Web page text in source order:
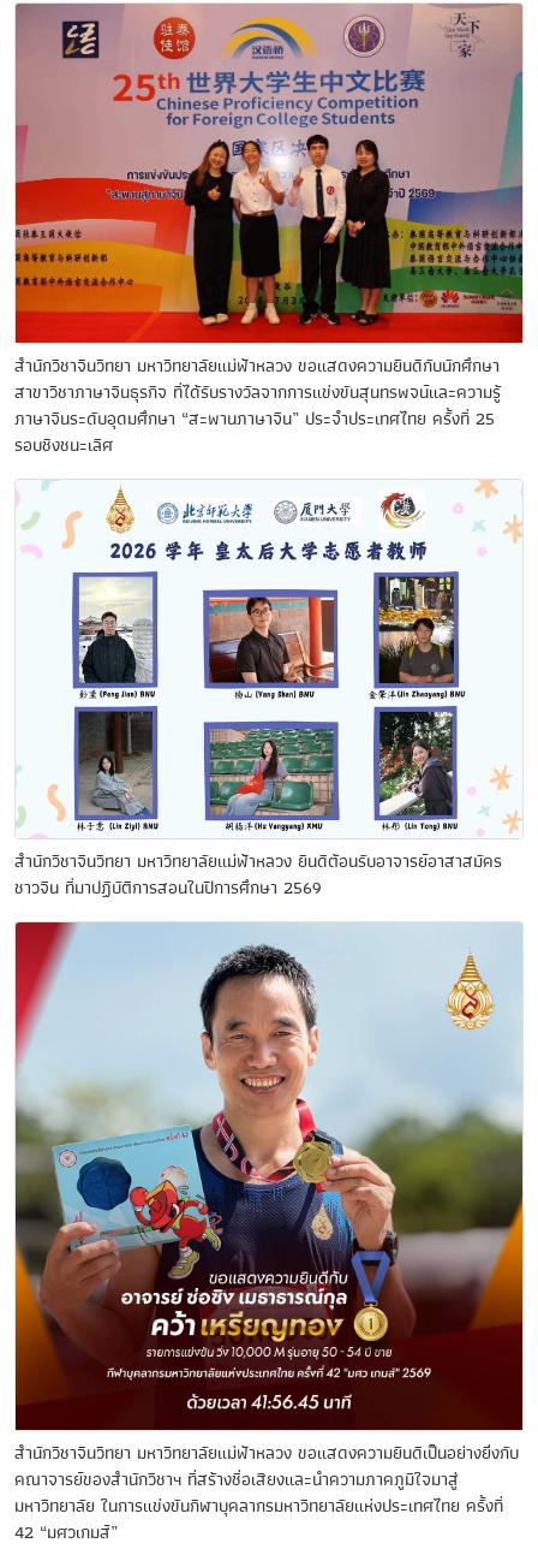
สำนักวิชาจีนวิทยา มหาวิทยาลัยแม่ฟ้าหลวง ขอแสดงความยินดีกับนักศึกษา
สาขาวิชาภาษาจีนธุรกิจ ที่ได้รับรางวัลจากการแข่งขันสุนทรพจน์และความรู้
ภาษาจีนระดับอุดมศึกษา “สะพานภาษาจีน” ประจำประเทศไทย ครั้งที่ 25
รอบชิงชนะเลิศ
สำนักวิชาจีนวิทยา มหาวิทยาลัยแม่ฟ้าหลวง ยินดีต้อนรับอาจารย์อาสาสมัคร
ชาวจีน ที่มาปฏิบัติการสอนในปีการศึกษา 2569
สำนักวิชาจีนวิทยา มหาวิทยาลัยแม่ฟ้าหลวง ขอแสดงความยินดีเป็นอย่างยิ่งกับ
คณาจารย์ของสำนักวิชาฯ ที่สร้างชื่อเสียงและนำความภาคภูมิใจมาสู่
มหาวิทยาลัย ในการแข่งขันกีฬาบุคลากรมหาวิทยาลัยแห่งประเทศไทย ครั้งที่
42 “มศวเกมส์”